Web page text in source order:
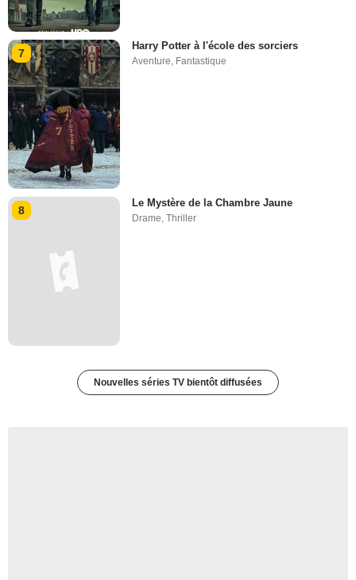
7
Harry Potter à l'école des sorciers
Aventure Fantastique
8
Le Mystère de la Chambre Jaune
Drame,Thriller
Nouvelles séries TV bientôt diffusées